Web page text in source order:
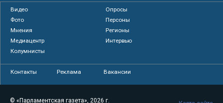
Видео
Опросы
Фото
Персоны
Мнения
Регионы
Медиацентр
Интервью
Колумнисты
Контакты Реклама Вакансии
© «Парламентская газета», 2026 г.